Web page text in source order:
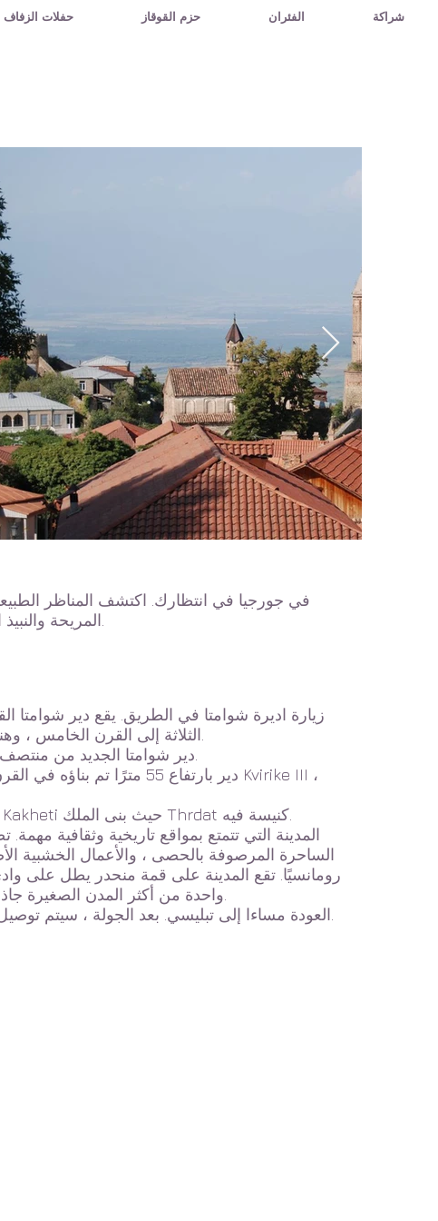
حفلات الزفاف حزم القوقاز الفئران شراكة
زيارة اديرة شوامتا في الطريق. يقع دير شوامتا
الساحرة المرصوفة بالحصى ، والأعمال الخشبية
رومانسيًا. تقع المدينة على قمة منحدر يطل على